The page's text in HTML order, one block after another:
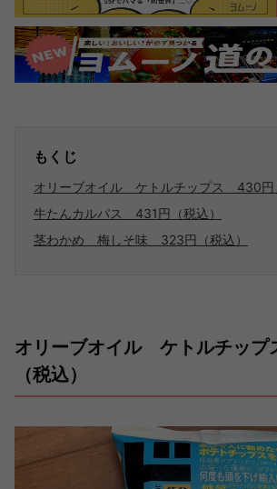
もくじ
オリーブオイル ケトルチップス 430円
牛たんカルパス 431円（税込）
茎わかめ 梅しそ味 323円（税込）
オリーブオイル ケトルチッ
（税込）